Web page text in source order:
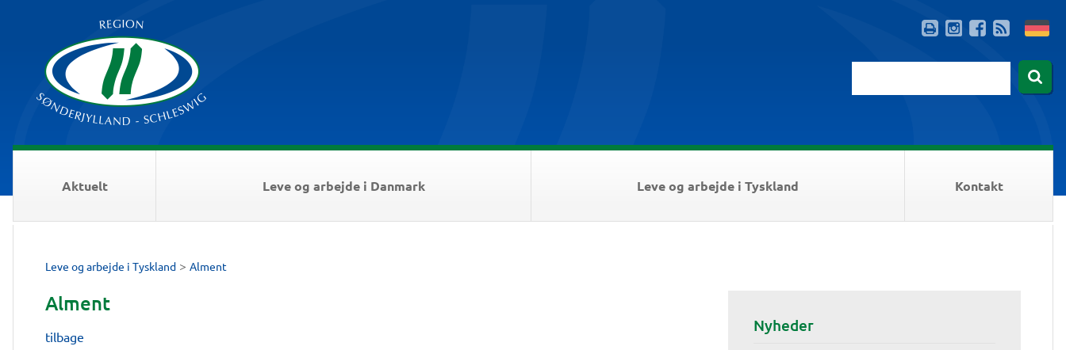
Aktuelt Leve og arbejde i Danmark Leve og arbejde i Tyskland Kontakt
Leve og arbejde i Tyskland > Alment
Alment
tilbage
Nyheder